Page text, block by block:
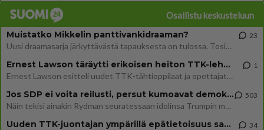
Osallistu keskusteluun
Muistatko Mikkelin panttivankidraaman?
Uusi draamasarja järkyttävästä tapauksesta on tulossa. Tositapahtumiin perustuva sarja ammentaa vuoden 1986 Mikkelin pan
23
Ernest Lawson täräytti erikoisen heiton TTK-lehdistötilaisuudessa: " Onko tässä tarkoituksena...?"
Ernest Lawson esitteli uudet TTK-tähtioppilaat ja opettajat torstaina 6.8. lehdistölle. Tulevalla kaudella on yksi hausk
1
Jos SDP ei voita reilusti, persut kumoavat demokratian Suomesta
Näin tekisi ainakin Rydman seuratessaan idolinsa Trumpin mallia https://www.is.fi/politiikka/art-2000012187244.html
503
Uuden TTK-juontajan ympärillä epätietoisuus sakenee - Nyt MTV hämmentää soppaa 34